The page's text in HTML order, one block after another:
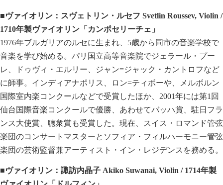
■ヴァイオリン：スヴェトリン・ルセフ Svetlin Roussev, Violin /
1710年製ヴァイオリン「カンポセリーチェ」
1976年ブルガリアのルセに生まれ、5歳から同市の音楽学校で
音楽を学び始める。パリ国立高等音楽院でジェラール・プー
レ、ドゥヴィ・エルリー、ジャン=ジャック・カントロフなど
に師事。インディアナポリス、ロン=ティボーや、メルボルン
国際室内楽コンクールなどで受賞したほか、2001年には第1回
仙台国際音楽コンクールで優勝、あわせてバッハ賞、駐日フラ
ンス大使賞、聴衆賞も受賞した。現在、スイス・ロマンド管弦
楽団のコンサートマスターとソフィア・フィルハーモニー管弦
楽団の芸術監督兼アーティスト・イン・レジデンスを務める。
■ヴァイオリン：諏訪内晶子 Akiko Suwanai, Violin / 1714年製